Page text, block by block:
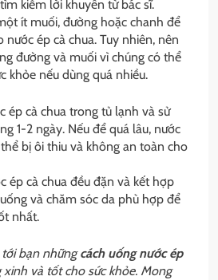
kiếm lời khuyên từ bác sĩ.
ít muối, đường hoặc chanh để
nước ép cà chua. Tuy nhiên, nên
đường và muối vì chúng có thể
khỏe nếu dùng quá nhiều.
ép cà chua trong tủ lạnh và sử
1-2 ngày. Nếu để quá lâu, nước
bị ôi thiu và không an toàn cho
ép cà chua đều đặn và kết hợp
và chăm sóc da phù hợp để
nhất.
tới bạn nhữngcách uống nước ép
xinh và tốt cho sức khỏe. Mong